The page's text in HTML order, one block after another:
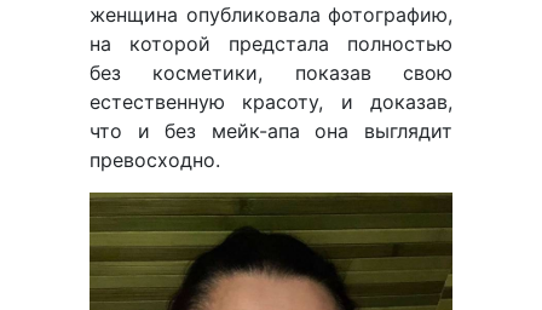
женщина опубликовала фотографию,
на которой предстала полностью
без косметики, показав свою
естественную красоту, и доказав,
что и без мейк-апа она выглядит
превосходно.